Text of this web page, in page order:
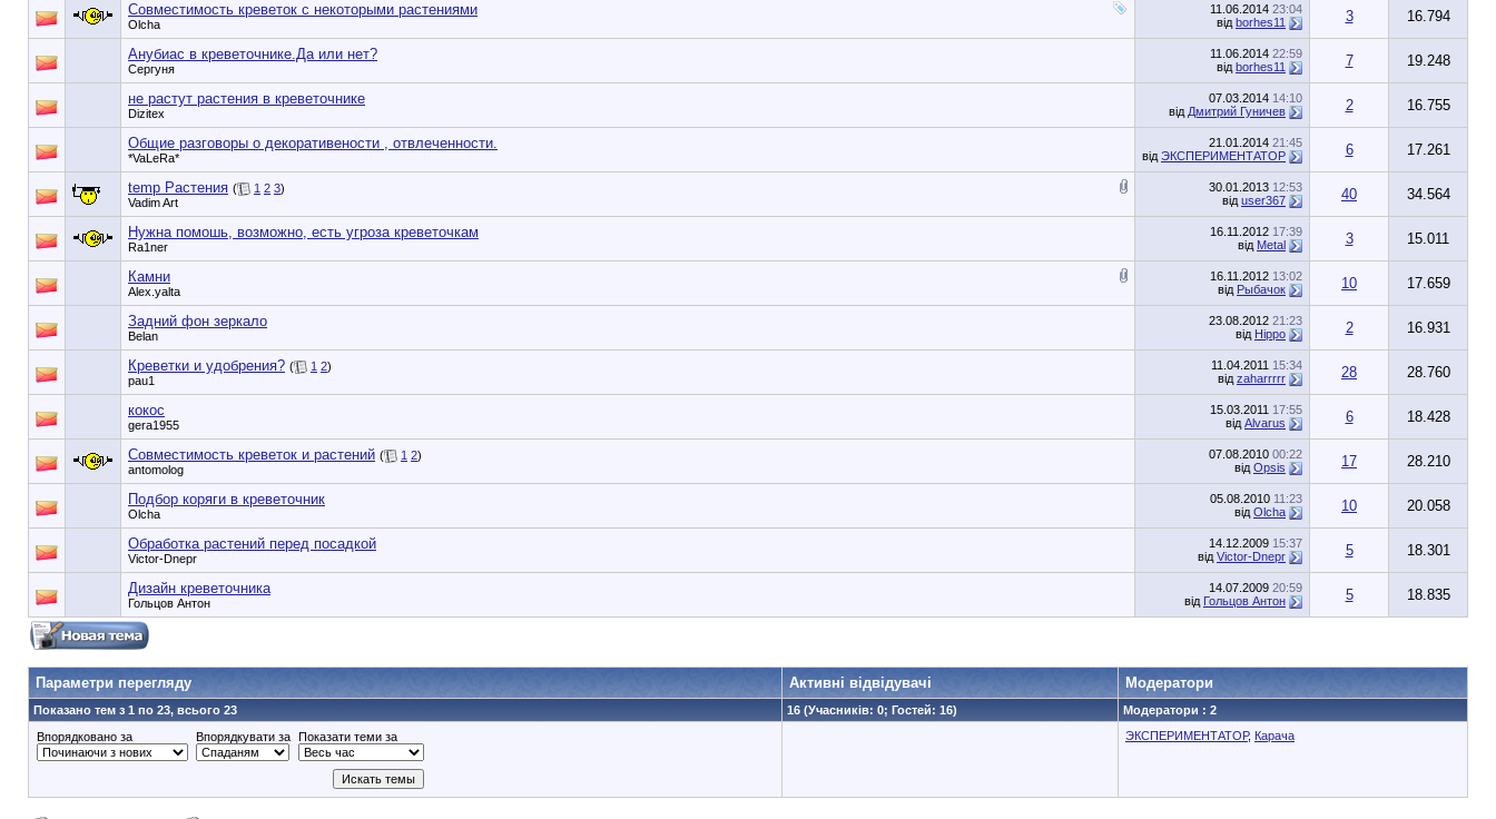
Совместимость креветок с некоторыми растениями
Olcha
11.06.2014 23:04
від borhes11 3 16.794
Анубиас в креветочнике.Да или нет?
Сергуня
11.06.2014 22:59
від borhes11 7 19.248
не растут растения в креветочнике
Dizitex
07.03.2014 14:10
від Дмитрий Гуничев 2 16.755
Общие разговоры о декоративености , отвлеченности.
*VaLeRa*
21.01.2014 21:45
від ЭКСПЕРИМЕНТАТОР 6 17.261
temp Растения ( 1 2 3)
Vadim Art
30.01.2013 12:53
від user367 40 34.564
Нужна помошь, возможно, есть угроза креветочкам
Ra1ner
16.11.2012 17:39
від Metal 3 15.011
Камни
Alex.yalta
16.11.2012 13:02
від Рыбачок 10 17.659
Задний фон зеркало
Belan
23.08.2012 21:23
від Hippo 2 16.931
Креветки и удобрения? ( 1 2)
pau1
11.04.2011 15:34
від zaharrrrr 28 28.760
кокос
gera1955
15.03.2011 17:55
від Alvarus 6 18.428
Совместимость креветок и растений ( 1 2)
antomolog
07.08.2010 00:22
від Opsis 17 28.210
Подбор коряги в креветочник
Olcha
05.08.2010 11:23
від Olcha 10 20.058
Обработка растений перед посадкой
Victor-Dnepr
14.12.2009 15:37
від Victor-Dnepr 5 18.301
Дизайн креветочника
Гольцов Антон
14.07.2009 20:59
від Гольцов Антон 5
18.835
90353748e6549cd1148d01dde3b3bc75
Параметри перегляду Активні відвідувачі Модератори
Показано тем з 1 по 23, всього 23 16 (Учасників: 0; Гостей: 16)
Модератори : 2
Впорядковано за
Впорядкувати за Показати теми за ЭКСПЕРИМЕНТАТОР, Карача